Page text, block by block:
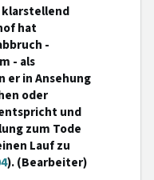
hat
-
- als
in Ansehung
oder
und
zum Tode
Lauf zu
). (Bearbeiter)